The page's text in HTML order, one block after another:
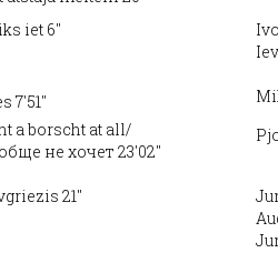
iet 6''
7'51''
a borscht at all/
не хочет 23'02''
21''